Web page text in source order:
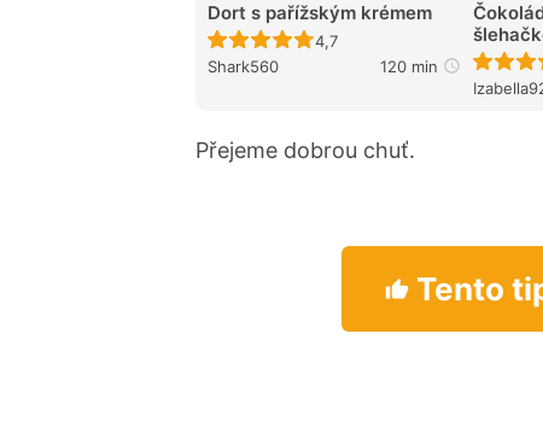
Dort s pařížským krémem
Recept ještě nebyl hodnocen
4,7
Shark560
120 min
Přejeme dobrou chuť.
Tento